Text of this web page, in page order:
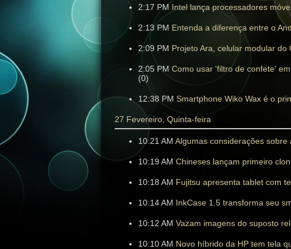
2:17 PM Intel lança processadores
2:13 PM Entenda a diferença entre o
2:09 PM Projeto Ara, celular modular
2:05 PM Como usar 'filtro de confete'
(0)
12:38 PM Smartphone Wiko Wax é o
27 Fevereiro, Quinta-feira
10:21 AM Algumas considerações
10:19 AM Chineses lançam primeiro
10:18 AM Fujitsu apresenta tablet com
10:14 AM InkCase 1.5 transforma seu
10:12 AM Vazam imagens do suposto
10:10 AM Novo híbrido da HP tem tela